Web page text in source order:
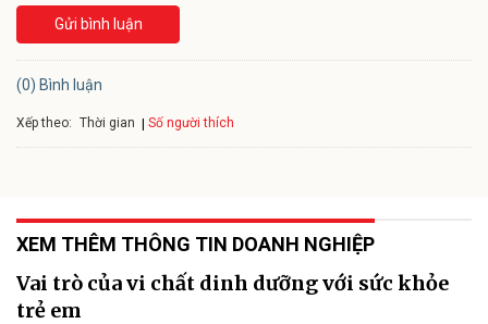
Gửi bình luận
(0) Bình luận
Xếp theo: Thời gian Số người thích
XEM THÊM THÔNG TIN DOANH NGHIỆP
Vai trò của vi chất dinh dưỡng với sức khỏe
trẻ em